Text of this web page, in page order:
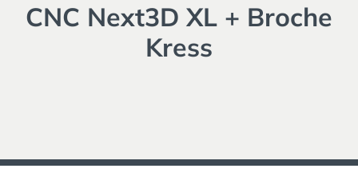
CNC Next3D XL + Broche
Kress